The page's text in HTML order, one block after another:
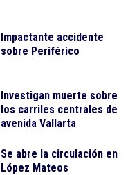
Impactante accidente
sobre Periférico
Investigan muerte sobre
los carriles centrales de
avenida Vallarta
Se abre la circulación en
López Mateos